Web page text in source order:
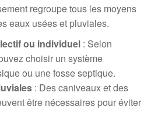
regroupe tous les moyens
eaux usées et pluviales.
ou individuel : Selon
choisir un système
ou une fosse septique.
: Des caniveaux et des
être nécessaires pour éviter